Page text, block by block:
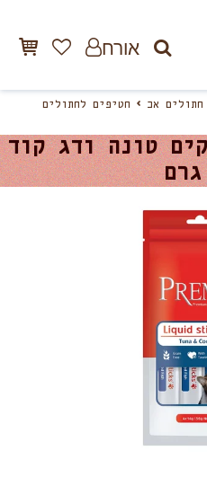
אורח
חתולים אב חטיפים לחתולים
טונה ודג קוד